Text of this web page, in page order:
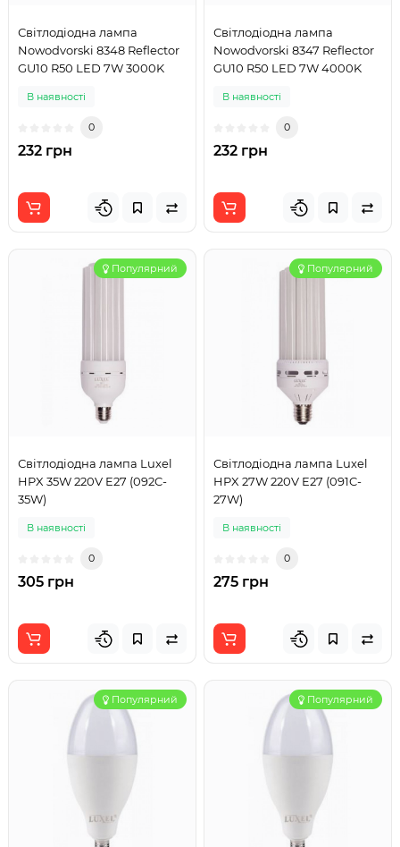
Світлодіодна лампа
Nowodvorski 8348 Reflector
GU10 R50 LED 7W 3000K
В наявності
0
232 грн
Світлодіодна лампа
Nowodvorski 8347 Reflector
GU10 R50 LED 7W 4000K
В наявності
0
232 грн
Популярний
Світлодіодна лампа Luxel
HPX 35W 220V E27 (092C-
35W)
В наявності
0
305 грн
Популярний
Світлодіодна лампа Luxel
HPX 27W 220V E27 (091C-
27W)
В наявності
0
275 грн
Популярний Популярний